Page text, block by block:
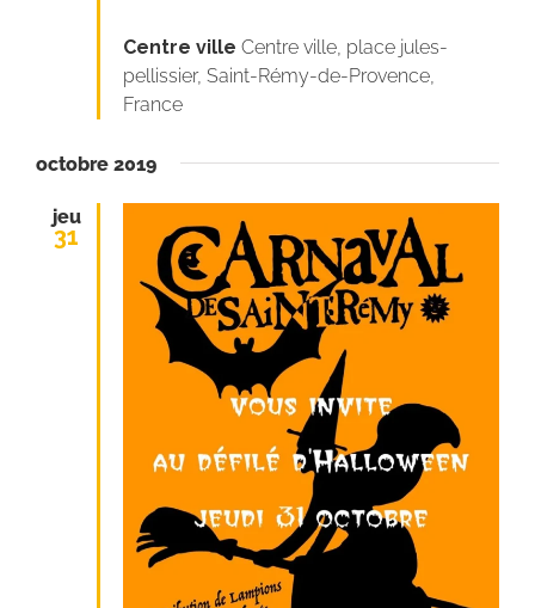
Centre villeCentre ville, place jules-
pellissier, Saint-Rémy-de-Provence,
France
octobre 2019
jeu
31